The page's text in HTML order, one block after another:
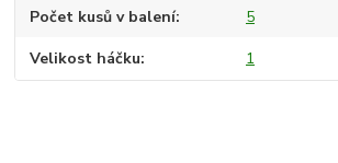
Počet kusů v balení 5
Velikost háčku 1